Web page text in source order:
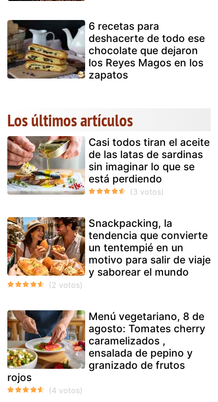
6 recetas para
deshacerte de todo ese
chocolate que dejaron
los Reyes Magos en los
zapatos
Los últimos artículos
Casi todos tiran el aceite
de las latas de sardinas
sin imaginar lo que se
está perdiendo
Snackpacking, la
tendencia que convierte
un tentempié en un
motivo para salir de viaje
y saborear el mundo
Menú vegetariano, 8 de
agosto: Tomates cherry
caramelizados ,
ensalada de pepino y
granizado de frutos
rojos